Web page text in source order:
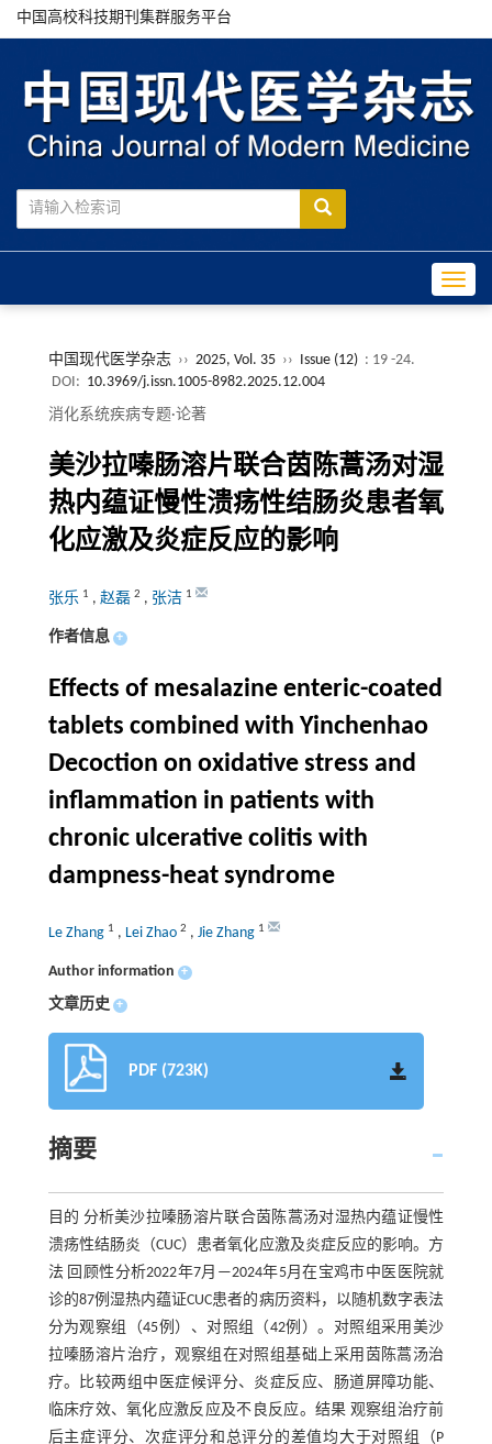
中国高校科技期刊集群服务平台
中国现代医学杂志 ›› 2025, Vol. 35 ›› Issue (12) : 19 -24.
DOI: 10.3969/j.issn.1005-8982.2025.12.004
消化系统疾病专题·论著
美沙拉嗪肠溶片联合茵陈蒿汤对湿
热内蕴证慢性溃疡性结肠炎患者氧
化应激及炎症反应的影响
张乐 1 , 赵磊 2 , 张洁 1
作者信息 +
Effects of mesalazine enteric-coated
tablets combined with Yinchenhao
Decoction on oxidative stress and
inflammation in patients with
chronic ulcerative colitis with
dampness-heat syndrome
Le Zhang 1 , Lei Zhao 2 , Jie Zhang 1
Author information +
文章历史 +
PDF (723K)
摘要
目的 分析美沙拉嗪肠溶片联合茵陈蒿汤对湿热内蕴证慢性
溃疡性结肠炎（CUC）患者氧化应激及炎症反应的影响。方
法 回顾性分析2022年7月—2024年5月在宝鸡市中医医院就
诊的87例湿热内蕴证CUC患者的病历资料，以随机数字表法
分为观察组（45例）、对照组（42例）。对照组采用美沙
拉嗪肠溶片治疗，观察组在对照组基础上采用茵陈蒿汤治
疗。比较两组中医症候评分、炎症反应、肠道屏障功能、
临床疗效、氧化应激反应及不良反应。结果 观察组治疗前
后主症评分、次症评分和总评分的差值均大于对照组（P